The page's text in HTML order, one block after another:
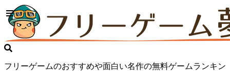
フリーゲームのおすすめや面白い名作の無料ゲームランキン